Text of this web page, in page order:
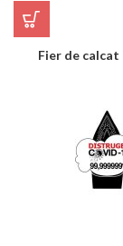
Fier de calcat